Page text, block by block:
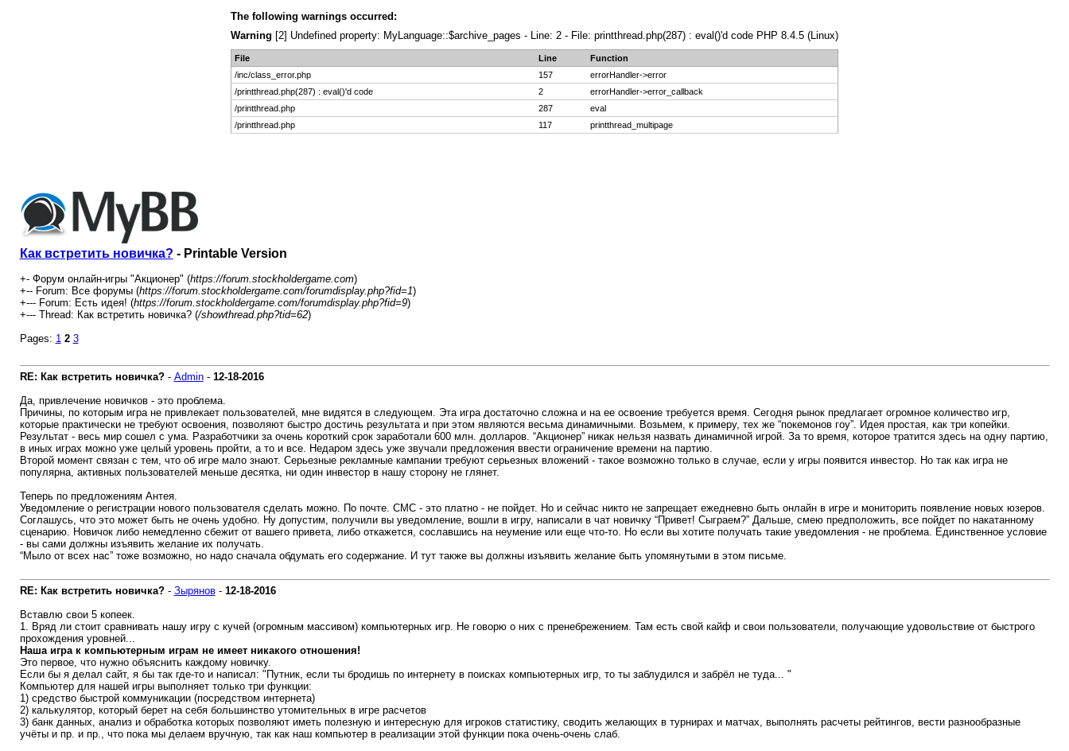
The following warnings occurred:
Warning [2] Undefined property: MyLanguage::$archive_pages - Line: 2 - File: printthread.php(287) : eval()'d code PHP 8.4.5 (Linux)
File Line
Function
/inc/class_error.php
157
errorHandler->error
/printthread.php(287) : eval()'d code
2
errorHandler->error_callback
/printthread.php
287
eval
/printthread.php
117 printthread_multipage
Как встретить новичка? - Printable Version
+- Форум онлайн-игры "Акционер" (https://forum.stockholdergame.com)
+-- Forum: Все форумы (https://forum.stockholdergame.com/forumdisplay.php?fid=1)
+--- Forum: Есть идея! (https://forum.stockholdergame.com/forumdisplay.php?fid=9)
+--- Thread: Как встретить новичка? (/showthread.php?tid=62)
Pages: 1 2 3
RE: Как встретить новичка?- Admin- 12-18-2016
Да, привлечение новичков - это проблема.
Причины, по которым игра не привлекает пользователей, мне видятся в следующем. Эта игра достаточно сложна и на ее освоение требуется время. Сегодня рынок предлагает огромное количество игр,
которые практически не требуют освоения, позволяют быстро достичь результата и при этом являются весьма динамичными. Возьмем, к примеру, тех же “покемонов гоу”. Идея простая, как три копейки.
Результат - весь мир сошел с ума. Разработчики за очень короткий срок заработали 600 млн. долларов. “Акционер” никак нельзя назвать динамичной игрой. За то время, которое тратится здесь на одну партию,
в иных играх можно уже целый уровень пройти, а то и все. Недаром здесь уже звучали предложения ввести ограничение времени на партию.
Второй момент связан с тем, что об игре мало знают. Серьезные рекламные кампании требуют серьезных вложений - такое возможно только в случае, если у игры появится инвестор. Но так как игра не
популярна, активных пользователей меньше десятка, ни один инвестор в нашу сторону не глянет.
Теперь по предложениям Антея.
Уведомление о регистрации нового пользователя сделать можно. По почте. СМС - это платно - не пойдет. Но и сейчас никто не запрещает ежедневно быть онлайн в игре и мониторить появление новых юзеров.
Соглашусь, что это может быть не очень удобно. Ну допустим, получили вы уведомление, вошли в игру, написали в чат новичку “Привет! Сыграем?” Дальше, смею предположить, все пойдет по накатанному
сценарию. Новичок либо немедленно сбежит от вашего привета, либо откажется, сославшись на неумение или еще что-то. Но если вы хотите получать такие уведомления - не проблема. Единственное условие
- вы сами должны изъявить желание их получать.
“Мыло от всех нас” тоже возможно, но надо сначала обдумать его содержание. И тут также вы должны изъявить желание быть упомянутыми в этом письме.
RE: Как встретить новичка?- Зырянов- 12-18-2016
Вставлю свои 5 копеек.
1. Вряд ли стоит сравнивать нашу игру с кучей (огромным массивом) компьютерных игр. Не говорю о них с пренебрежением. Там есть свой кайф и свои пользователи, получающие удовольствие от быстрого
прохождения уровней...
Наша игра к компьютерным играм не имеет никакого отношения!
Это первое, что нужно объяснить каждому новичку.
Если бы я делал сайт, я бы так где-то и написал: "Путник, если ты бродишь по интернету в поисках компьютерных игр, то ты заблудился и забрёл не туда... "
Компьютер для нашей игры выполняет только три функции:
1) средство быстрой коммуникации (посредством интернета)
2) калькулятор, который берет на себя большинство утомительных в игре расчетов
3) банк данных, анализ и обработка которых позволяют иметь полезную и интересную для игроков статистику, сводить желающих в турнирах и матчах, выполнять расчеты рейтингов, вести разнообразные
учёты и пр. и пр., что пока мы делаем вручную, так как наш компьютер в реализации этой функции пока очень-очень слаб.